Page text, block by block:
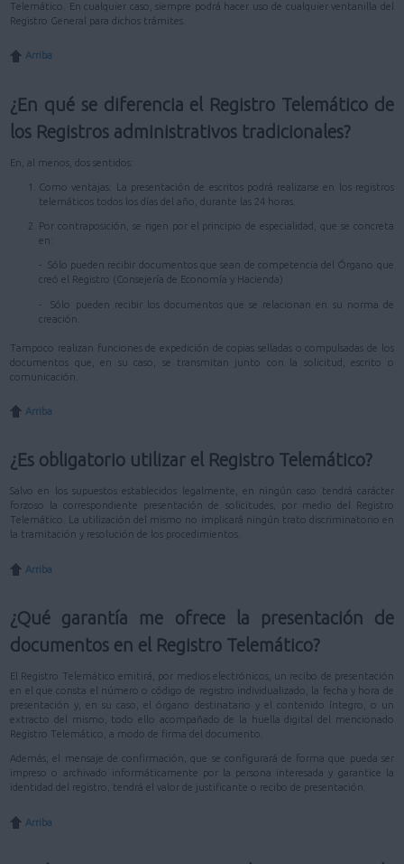
Telemático. En cualquier caso, siempre podrá hacer uso de cualquier ventanilla del
Registro General para dichos trámites.
Arriba
¿En qué se diferencia el Registro Telemático de
los Registros administrativos tradicionales?
En, al menos, dos sentidos:
Como ventajas: La presentación de escritos podrá realizarse en los registros
telemáticos todos los días del año, durante las 24 horas.
Por contraposición, se rigen por el principio de especialidad, que se concreta
en:
- Sólo pueden recibir documentos que sean de competencia del Órgano que
creó el Registro (Consejería de Economía y Hacienda)
- Sólo pueden recibir los documentos que se relacionan en su norma de
creación.
Tampoco realizan funciones de expedición de copias selladas o compulsadas de los
documentos que, en su caso, se transmitan junto con la solicitud, escrito o
comunicación.
Arriba
¿Es obligatorio utilizar el Registro Telemático?
Salvo en los supuestos establecidos legalmente, en ningún caso tendrá carácter
forzoso la correspondiente presentación de solicitudes, por medio del Registro
Telemático. La utilización del mismo no implicará ningún trato discriminatorio en
la tramitación y resolución de los procedimientos.
Arriba
¿Qué garantía me ofrece la presentación de
documentos en el Registro Telemático?
El Registro Telemático emitirá, por medios electrónicos, un recibo de presentación
en el que consta el número o código de registro individualizado, la fecha y hora de
presentación y, en su caso, el órgano destinatario y el contenido íntegro, o un
extracto del mismo, todo ello acompañado de la huella digital del mencionado
Registro Telemático, a modo de firma del documento.
Además, el mensaje de confirmación, que se configurará de forma que pueda ser
impreso o archivado informáticamente por la persona interesada y garantice la
identidad del registro, tendrá el valor de justificante o recibo de presentación.
Arriba